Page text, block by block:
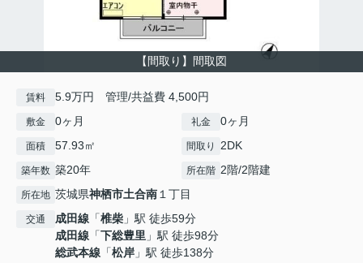
【間取り】間取図
賃料 5.9万円 管理/共益費 4,500円
敷金 0ヶ月 礼金 0ヶ月
面積 57.93㎡ 間取り 2DK
築年数 築20年 所在階 2階/2階建
所在地 茨城県神栖市土合南１丁目
交通 成田線 「椎柴 」駅 徒歩59分
成田線 「下総豊里 」駅 徒歩98分
総武本線 「松岸 」駅 徒歩138分